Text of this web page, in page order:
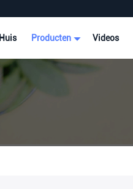
Huis Producten Videos